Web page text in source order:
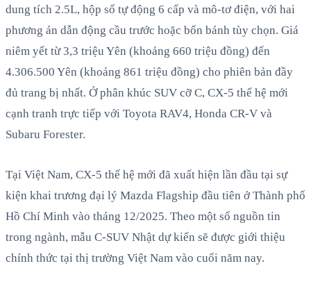
dung tích 2.5L, hộp số tự động 6 cấp và mô-tơ điện, với hai
phương án dẫn động cầu trước hoặc bốn bánh tùy chọn. Giá
niêm yết từ 3,3 triệu Yên (khoảng 660 triệu đồng) đến
4.306.500 Yên (khoảng 861 triệu đồng) cho phiên bản đầy
đủ trang bị nhất. Ở phân khúc SUV cỡ C, CX-5 thế hệ mới
cạnh tranh trực tiếp với Toyota RAV4, Honda CR-V và
Subaru Forester.
Tại Việt Nam, CX-5 thế hệ mới đã xuất hiện lần đầu tại sự
kiện khai trương đại lý Mazda Flagship đầu tiên ở Thành phố
Hồ Chí Minh vào tháng 12/2025. Theo một số nguồn tin
trong ngành, mẫu C-SUV Nhật dự kiến sẽ được giới thiệu
chính thức tại thị trường Việt Nam vào cuối năm nay.